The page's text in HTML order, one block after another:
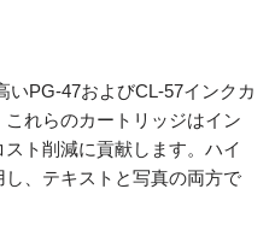
いPG-47およびCL-57インクカ
れらのカートリッジはイン
ト削減に貢献します。ハイ
、テキストと写真の両方で